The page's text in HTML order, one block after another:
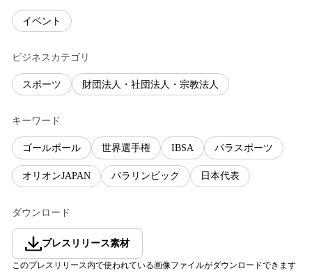
イベント
ビジネスカテゴリ
スポーツ 財団法人・社団法人・宗教法人
キーワード
ゴールボール 世界選手権 IBSA パラスポーツ
オリオンJAPAN パラリンピック 日本代表
ダウンロード
プレスリリース素材
このプレスリリース内で使われている画像ファイルがダウンロードできます